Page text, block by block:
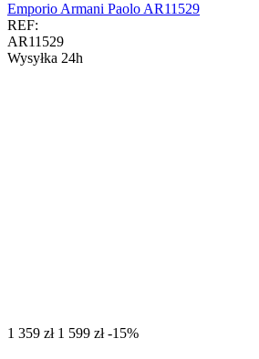
Emporio Armani Paolo AR11529
REF:
AR11529
Wysyłka 24h
‍1 359‍ zł ‍1 599‍ zł -15%